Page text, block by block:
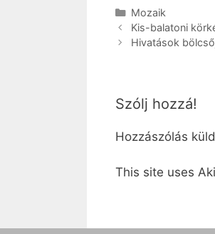
Kategória
Mozaik
Kis-balatoni
Hivatások
Szólj hozzá!
Hozzászólás
This site uses